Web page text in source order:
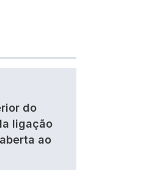
do
ligação
ao